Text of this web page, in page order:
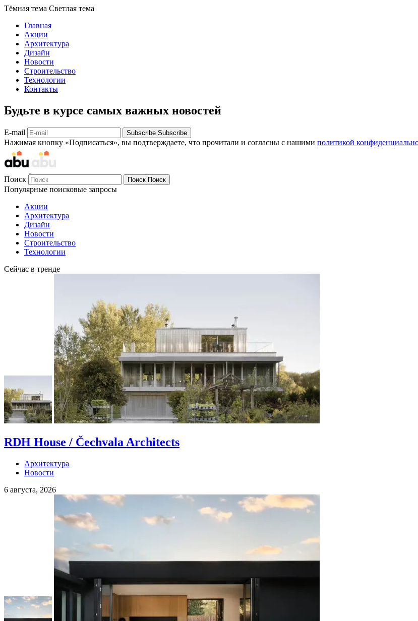
Тёмная тема Светлая тема
Главная
Акции
Архитектура
Дизайн
Новости
Строительство
Технологии
Контакты
Будьте в курсе самых важных новостей
E-mail Subscribe Subscribe
Нажимая кнопку «Подписаться», вы подтверждаете, что прочитали и согласны с нашими политикой
Поиск Поиск Поиск
Популярные поисковые запросы
Акции
Архитектура
Дизайн
Новости
Строительство
Технологии
Сейчас в тренде
RDH House / Čechvala Architects
Архитектура
Новости
6 августа, 2026